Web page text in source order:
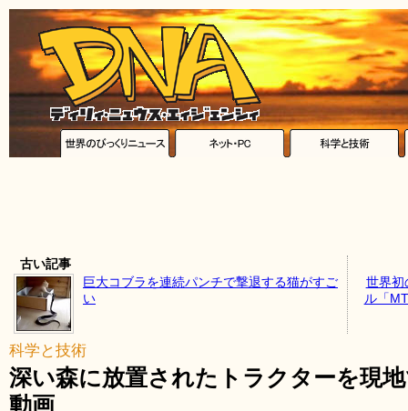
古い記事
巨大コブラを連続パンチで撃退する猫がすご
い
世界初
ル「
科学と技術
深い森に放置されたトラクターを現
動画